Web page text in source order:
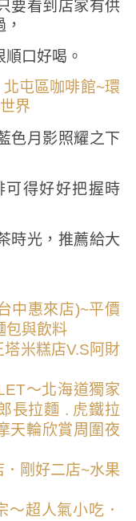
要看到店家有供
口好喝。
色月影照耀之下
得好好把握時
時光，推薦給大
中惠來店)~平價
包與飲料
米糕店V.S阿財
～北海道獨家
長拉麵 . 虎鐵拉
天輪欣賞周圍夜
剛好二店~水果
～超人氣小吃．